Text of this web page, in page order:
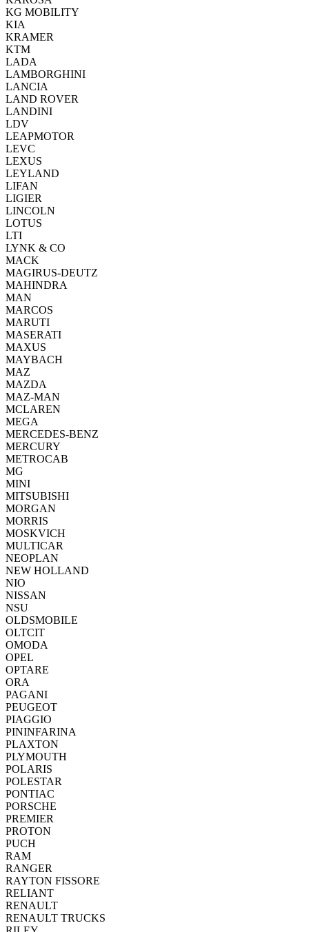
KG MOBILITY
KIA
KRAMER
KTM
LADA
LAMBORGHINI
LANCIA
LAND ROVER
LANDINI
LDV
LEAPMOTOR
LEVC
LEXUS
LEYLAND
LIFAN
LIGIER
LINCOLN
LOTUS
LTI
LYNK & CO
MACK
MAGIRUS-DEUTZ
MAHINDRA
MAN
MARCOS
MARUTI
MASERATI
MAXUS
MAYBACH
MAZ
MAZDA
MAZ-MAN
MCLAREN
MEGA
MERCEDES-BENZ
MERCURY
METROCAB
MG
MINI
MITSUBISHI
MORGAN
MORRIS
MOSKVICH
MULTICAR
NEOPLAN
NEW HOLLAND
NIO
NISSAN
NSU
OLDSMOBILE
OLTCIT
OMODA
OPEL
OPTARE
ORA
PAGANI
PEUGEOT
PIAGGIO
PININFARINA
PLAXTON
PLYMOUTH
POLARIS
POLESTAR
PONTIAC
PORSCHE
PREMIER
PROTON
PUCH
RAM
RANGER
RAYTON FISSORE
RELIANT
RENAULT
RENAULT TRUCKS